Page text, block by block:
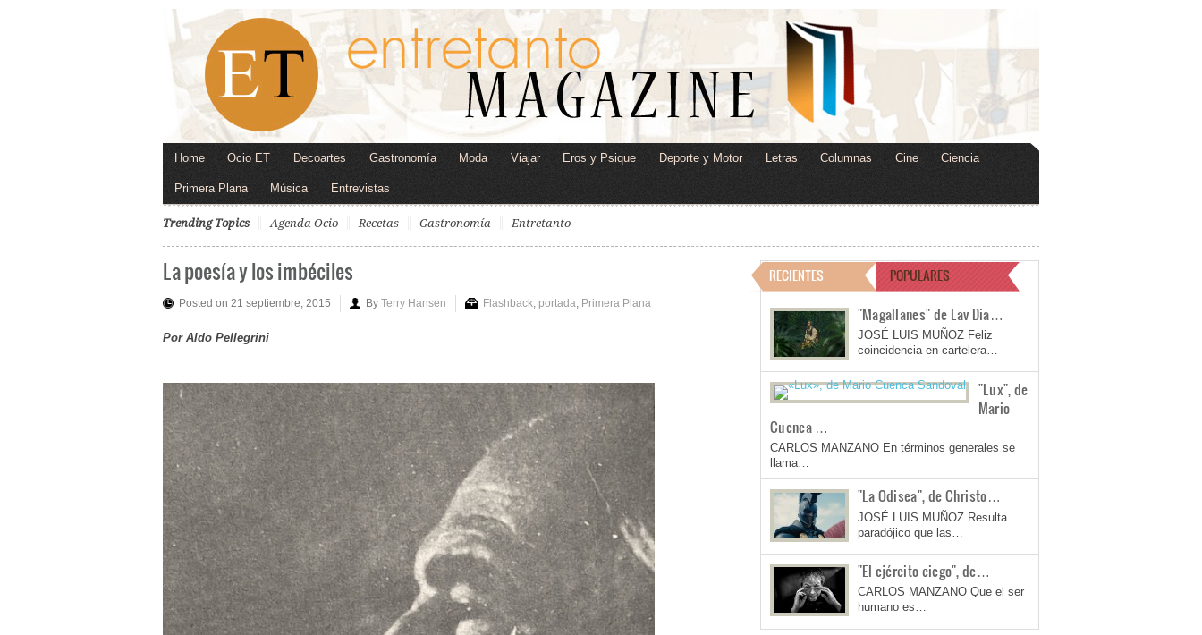
Home Ocio ET Decoartes Gastronomía Moda Viajar Eros y Psique Deporte y Motor Letras Columnas Cine Ciencia
Primera Plana Música Entrevistas
Trending Topics Agenda Ocio Recetas Gastronomía Entretanto
La poesía y los imbéciles
Posted on 21 septiembre, 2015 By Terry Hansen Flashback portada Primera Plana
Por Aldo Pellegrini
RECIENTES POPULARES
"Magallanes" de Lav Dia…
JOSÉ LUIS MUÑOZ Feliz
coincidencia en cartelera…
"Lux", de
Mario
Cuenca …
CARLOS MANZANO En términos generales se
llama…
"La Odisea", de Christo…
JOSÉ LUIS MUÑOZ Resulta
paradójico que las…
"El ejército ciego", de…
CARLOS MANZANO Que el ser
humano es…